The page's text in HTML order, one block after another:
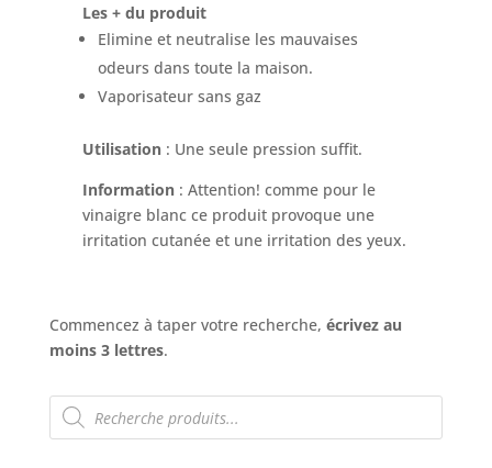
Les + du produit
Elimine et neutralise les mauvaises
odeurs dans toute la maison.
Vaporisateur sans gaz
Utilisation : Une seule pression suffit.
Information: Attention! comme pour le
vinaigre blanc ce produit provoque une
irritation cutanée et une irritation des yeux.
Commencez à taper votre recherche, écrivez au
moins 3 lettres.
Recherche
de
produits